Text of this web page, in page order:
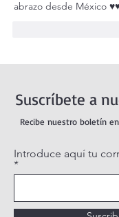
abrazo desde México
Suscríbete a
Recibe nuestro boletín
Introduce aquí tu